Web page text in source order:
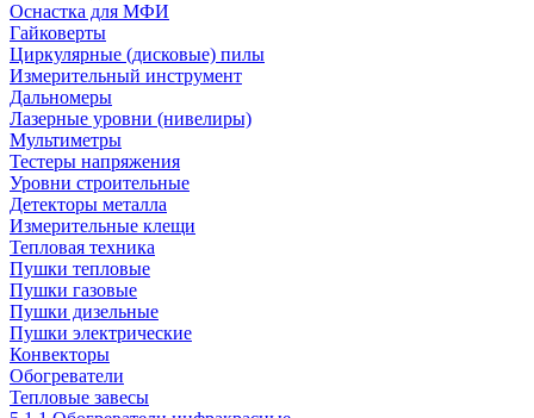
Оснастка для МФИ
Гайковерты
Циркулярные (дисковые) пилы
Измерительный инструмент
Дальномеры
Лазерные уровни (нивелиры)
Мультиметры
Тестеры напряжения
Уровни строительные
Детекторы металла
Измерительные клещи
Тепловая техника
Пушки тепловые
Пушки газовые
Пушки дизельные
Пушки электрические
Конвекторы
Обогреватели
Тепловые завесы